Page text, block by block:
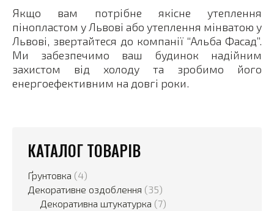
Якщо вам потрібне якісне утеплення
пінопластом у Львові або утеплення мінватою у
Львові, звертайтеся до компанії “Альба Фасад”.
Ми забезпечимо ваш будинок надійним
захистом від холоду та зробимо його
енергоефективним на довгі роки.
КАТАЛОГ ТОВАРІВ
Ґрунтовка (4)
Декоративне оздоблення (35)
Декоративна штукатурка (7)